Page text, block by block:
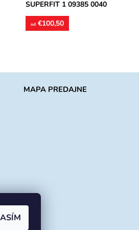
SUPERFIT 1 09385 0040
od €100,50
MAPA PREDAJNE